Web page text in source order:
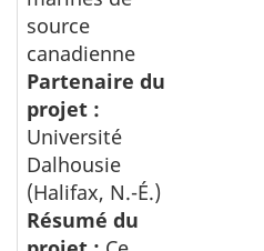
source
canadienne
Partenaire du
projet :
Université
Dalhousie
(Halifax, N.-É.)
Résumé du